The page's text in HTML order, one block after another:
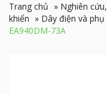
Trang chủ » Nghiên
khiển » Dây điện và phụ
EA940DM-73A